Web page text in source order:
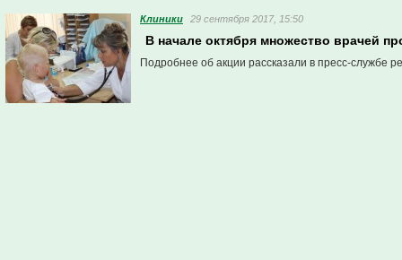
Клиники 29 сентября 2017, 15:50
В начале октября множество врачей
Подробнее об акции рассказали в пресс-службе